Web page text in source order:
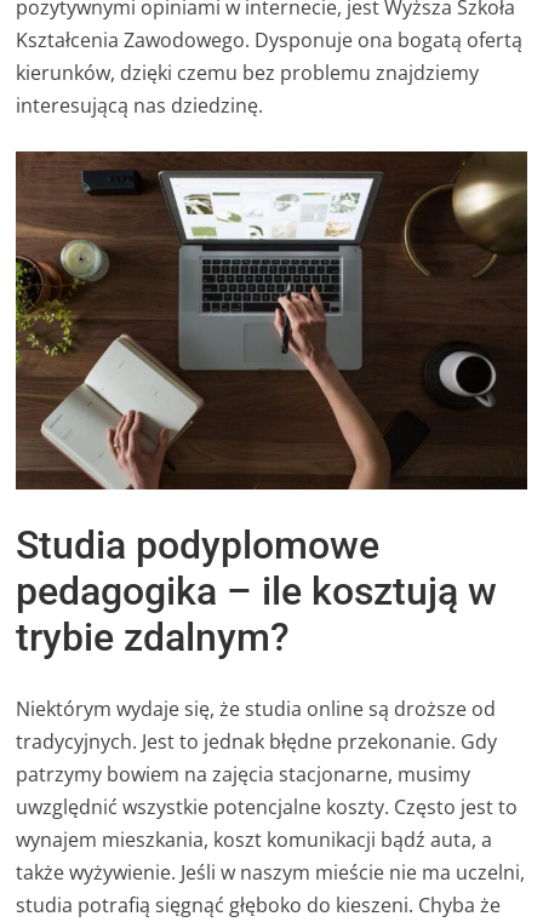
pozytywnymi opiniami w internecie, jest Wyższa Szkoła
Kształcenia Zawodowego. Dysponuje ona bogatą ofertą
kierunków, dzięki czemu bez problemu znajdziemy
interesującą nas dziedzinę.
Studia podyplomowe
pedagogika – ile kosztują w
trybie zdalnym?
Niektórym wydaje się, że studia online są droższe od
tradycyjnych. Jest to jednak błędne przekonanie. Gdy
patrzymy bowiem na zajęcia stacjonarne, musimy
uwzględnić wszystkie potencjalne koszty. Często jest to
wynajem mieszkania, koszt komunikacji bądź auta, a
także wyżywienie. Jeśli w naszym mieście nie ma uczelni,
studia potrafią sięgnąć głęboko do kieszeni. Chyba że